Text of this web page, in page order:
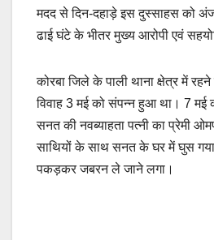
मदद से दिन-दहाड़े इस दुस्साहस को
ढाई घंटे के भीतर मुख्य आरोपी एवं
कोरबा जिले के पाली थाना क्षेत्र में
विवाह 3 मई को संपन्न हुआ था। 7 मई
सनत की नवब्याहता पत्नी का प्रेमी
साथियों के साथ सनत के घर में घुस
पकड़कर जबरन ले जाने लगा।